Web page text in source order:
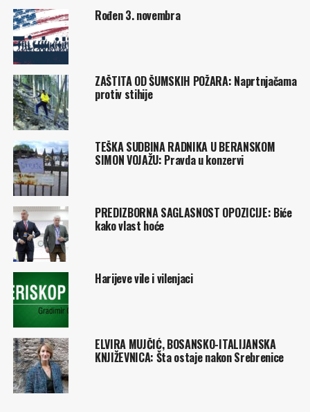
Rođen 3. novembra
ZAŠTITA OD ŠUMSKIH POŽARA: Naprtnjačama
protiv stihije
TEŠKA SUDBINA RADNIKA U BERANSKOM
SIMON VOJAŽU: Pravda u konzervi
PREDIZBORNA SAGLASNOST OPOZICIJE: Biće
kako vlast hoće
Harijeve vile i vilenjaci
ELVIRA MUJČIĆ, BOSANSKO-ITALIJANSKA
KNJIŽEVNICA: Šta ostaje nakon Srebrenice